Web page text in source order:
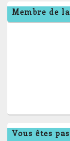
Zone
principale
de
Membre de la
Vous êtes